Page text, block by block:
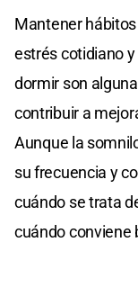
Mantener
estrés cotidiano
dormir son
contribuir a
Aunque la
su frecuencia y
cuándo se trata
cuándo conviene